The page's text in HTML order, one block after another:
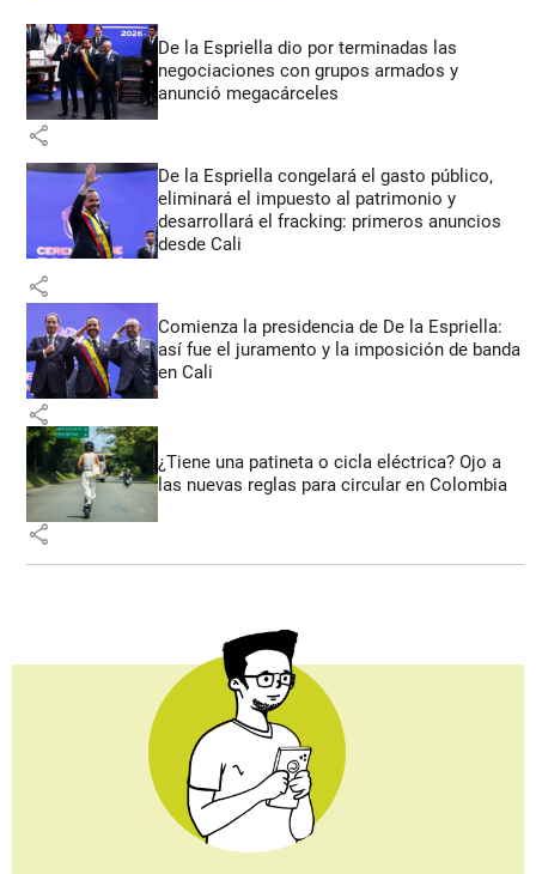
De la Espriella dio por terminadas las
negociaciones con grupos armados y
anunció megacárceles
share
De la Espriella congelará el gasto público,
eliminará el impuesto al patrimonio y
desarrollará el fracking: primeros anuncios
desde Cali
share
Comienza la presidencia de De la Espriella:
así fue el juramento y la imposición de banda
en Cali
share
¿Tiene una patineta o cicla eléctrica? Ojo a
las nuevas reglas para circular en Colombia
share